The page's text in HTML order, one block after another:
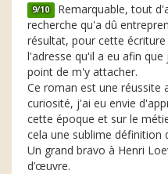
9/10 Remarquable, tout
recherche qu'a dû
résultat, pour cette
l'adresse qu'il a eu afin
point de m'y attacher.
Ce roman est une réussite
curiosité, j'ai eu envie
cette époque et sur le
cela une sublime définition
Un grand bravo à Henri
d’œuvre.